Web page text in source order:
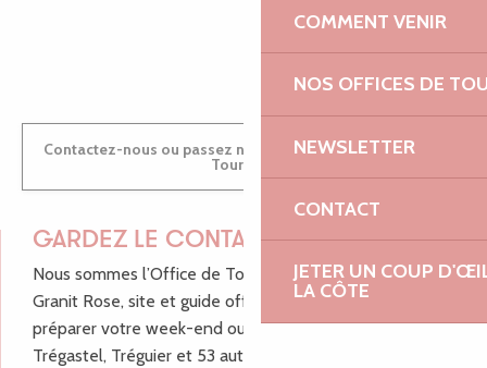
COMMENT VENIR
NOS OFFICES DE
NEWSLETTER
CONTACT
JETER UN COUP
LA CÔTE
Contactez-nous ou passez nous voir dans nos Offices de
Tourisme
GARDEZ LE CONTACT !
Nous sommes l’Office de Tourisme Bretagne - Côte de
Granit Rose, site et guide officiel pour vous aider à
préparer votre week-end ou vos vacances à Lannion,
Trégastel, Tréguier et 53 autres communes de Lannion-